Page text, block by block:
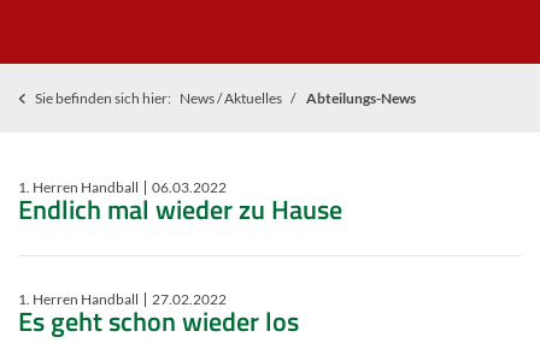
Sie befinden sich hier: News / Aktuelles Abteilungs-News
1. Herren Handball 06.03.2022
Endlich mal wieder zu Hause
1. Herren Handball 27.02.2022
Es geht schon wieder los